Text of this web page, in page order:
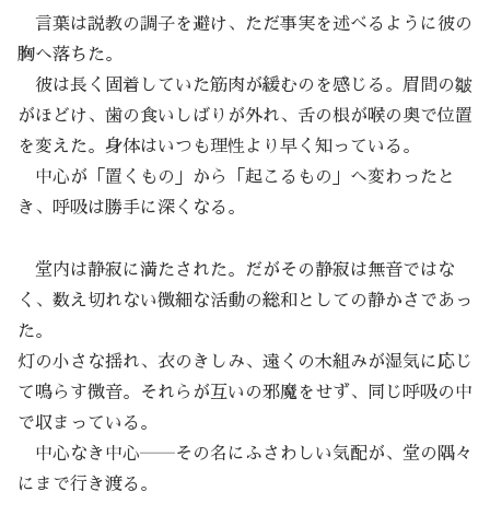
言葉は説教の調子を避け、ただ事実を述べるように彼の
胸へ落ちた。
彼は長く固着していた筋肉が緩むのを感じる。眉間の皺
がほどけ、歯の食いしばりが外れ、舌の根が喉の奥で位置
を変えた。身体はいつも理性より早く知っている。
中心が「置くもの」から「起こるもの」へ変わったと
き、呼吸は勝手に深くなる。
堂内は静寂に満たされた。だがその静寂は無音ではな
く、数え切れない微細な活動の総和としての静かさであっ
た。
灯の小さな揺れ、衣のきしみ、遠くの木組みが湿気に応じ
て鳴らす微音。それらが互いの邪魔をせず、同じ呼吸の中
で収まっている。
中心なき中心――その名にふさわしい気配が、堂の隅々
にまで行き渡る。